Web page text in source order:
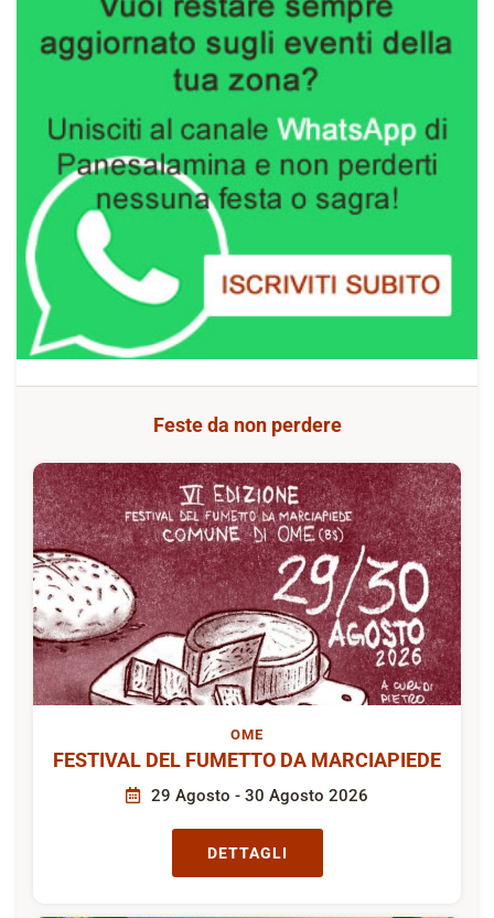
Feste da non perdere
OME
FESTIVAL DEL FUMETTO DA MARCIAPIEDE
29 Agosto - 30 Agosto 2026
DETTAGLI